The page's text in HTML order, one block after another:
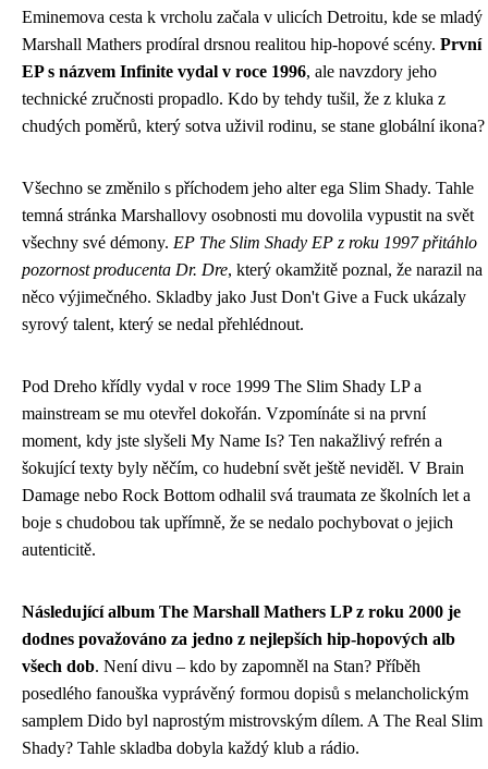
Eminemova cesta k vrcholu začala v ulicích Detroitu, kde se mladý
Marshall Mathers prodíral drsnou realitou hip-hopové scény. První
EP s názvem Infinite vydal v roce 1996, ale navzdory jeho
technické zručnosti propadlo. Kdo by tehdy tušil, že z kluka z
chudých poměrů, který sotva uživil rodinu, se stane globální ikona?
Všechno se změnilo s příchodem jeho alter ega Slim Shady. Tahle
temná stránka Marshallovy osobnosti mu dovolila vypustit na svět
všechny své démony. EP The Slim Shady EP z roku 1997 přitáhlo
pozornost producenta Dr. Dre, který okamžitě poznal, že narazil na
něco výjimečného. Skladby jako Just Don't Give a Fuck ukázaly
syrový talent, který se nedal přehlédnout.
Pod Dreho křídly vydal v roce 1999 The Slim Shady LP a
mainstream se mu otevřel dokořán. Vzpomínáte si na první
moment, kdy jste slyšeli My Name Is? Ten nakažlivý refrén a
šokující texty byly něčím, co hudební svět ještě neviděl. V Brain
Damage nebo Rock Bottom odhalil svá traumata ze školních let a
boje s chudobou tak upřímně, že se nedalo pochybovat o jejich
autenticitě.
Následující album The Marshall Mathers LP z roku 2000 je
dodnes považováno za jedno z nejlepších hip-hopových alb
všech dob. Není divu – kdo by zapomněl na Stan? Příběh
posedlého fanouška vyprávěný formou dopisů s melancholickým
samplem Dido byl naprostým mistrovským dílem. A The Real Slim
Shady? Tahle skladba dobyla každý klub a rádio.